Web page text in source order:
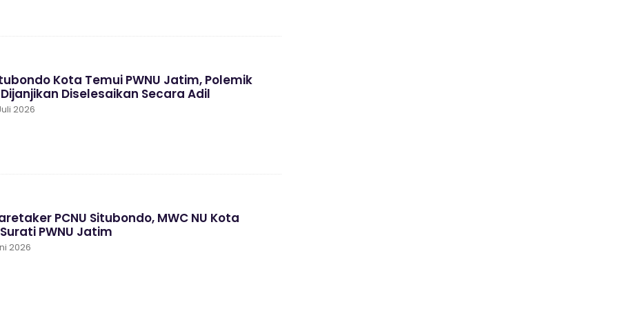
Kota Temui PWNU Jatim, Polemik
Diselesaikan Secara Adil
2026
PCNU Situbondo, MWC NU Kota
PWNU Jatim
2026